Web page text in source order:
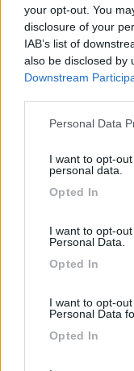
your opt-out. You
disclosure of your
IAB’s list of
also be disclosed by
Downstream
Please note that
not limited to your
use your data for
Personal Data
I want to opt-
personal data.
Opted In
I want to opt-
Personal Data.
Opted In
I want to opt-
Personal Data
Opted In
Prev
Assocamp per gli stalli
ospedali
Commenti
Le News di